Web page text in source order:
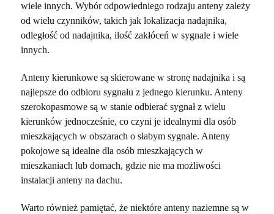
wiele innych. Wybór odpowiedniego rodzaju anteny zależy
od wielu czynników, takich jak lokalizacja nadajnika,
odległość od nadajnika, ilość zakłóceń w sygnale i wiele
innych.
Anteny kierunkowe są skierowane w stronę nadajnika i są
najlepsze do odbioru sygnału z jednego kierunku. Anteny
szerokopasmowe są w stanie odbierać sygnał z wielu
kierunków jednocześnie, co czyni je idealnymi dla osób
mieszkających w obszarach o słabym sygnale. Anteny
pokojowe są idealne dla osób mieszkających w
mieszkaniach lub domach, gdzie nie ma możliwości
instalacji anteny na dachu.
Warto również pamiętać, że niektóre anteny naziemne są w